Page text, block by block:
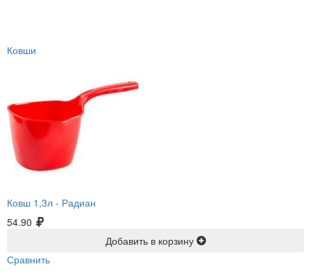
Ковши
Ковш 1,3л - Радиан
54.90
Добавить в корзину
Сравнить